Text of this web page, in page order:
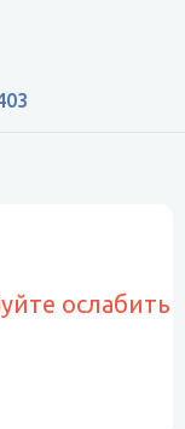
ослабить